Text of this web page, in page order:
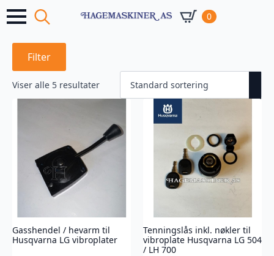
for:
0
Filter
Viser alle 5 resultater
Gasshendel / hevarm til
Husqvarna LG vibroplater
Tenningslås inkl. nøkler til
vibroplate Husqvarna LG 504
/ LH 700